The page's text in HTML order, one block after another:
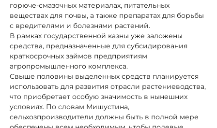
горюче-смазочных материалах, питательных
веществах для почвы, а также препаратах для борьбы
с вредителями и болезнями растений.
В рамках государственной казны уже заложены
средства, предназначенные для субсидирования
краткосрочных займов предприятиям
агропромышленного комплекса.
Свыше половины выделенных средств планируется
использовать для развития отрасли растениеводства,
что приобретает особую значимость в нынешних
условиях. По словам Мишустина,
сельхозпроизводители должны быть в полной мере